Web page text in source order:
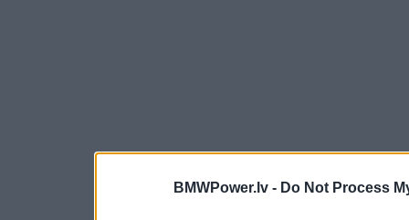
BMWPower.lv - Do Not Process